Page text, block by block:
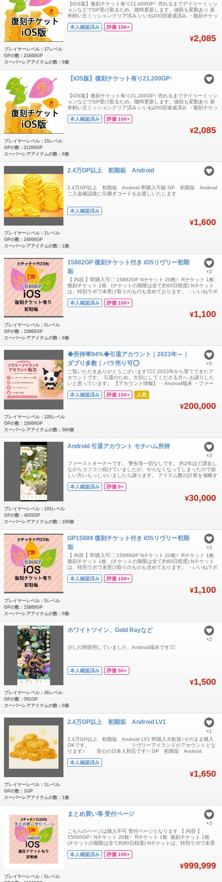
【iOS版】復刻チケット有り21,600GP↑ 売れるまでデイリーミッシ
ョンなどでGP受け取るため、随時更新します。値段も変動あり 新
米飼い主ミッションクリア済み いいね200回達成済み ・復刻チケッ
ムLv17↑ ※ラボワーク「特別」内の未受け取りチケットと、プレゼ
本人確認済み 評価 100+
¥2,085
プレイヤーレベル：17レベル
GPの数：21600GP
スーパーレアアイテムの数：0個
【iOS版】復刻チケット有り21,200GP↑
【iOS版】復刻チケット有り21,200GP↑ 売れるまでデイリーミッシ
ョンなどでGP受け取るため、随時更新します。値段も変動あり 新
米飼い主ミッションクリア済み いいね200回達成済み ・復刻チケッ
ムLv15↑ ※ラボワーク「特別」内の未受け取りチケットと、プレゼ
本人確認済み 評価 100+
¥2,085
プレイヤーレベル：15レベル
GPの数：21200GP
スーパーレアアイテムの数：0個
2.4万GP以上 初期垢 Android
2.4万GP以上 初期垢 Android 即購入可能 GP 初期垢 Android
ご入金確認後に引継ぎコードをお渡しいたします
本人確認済み
¥1,600
プレイヤーレベル：1レベル
GPの数：24000GP
スーパーレアアイテムの数：1個
15882GP 復刻チケット付き iOSリヴリー初期
垢
【 内容 】即購入可〇 15882GP Nチケット 20枚↑ Rチケット 1枚
復刻チケット 1枚 (チケットの期限は全て約60日程度) Nチケット
は、特別ラボワ未受け取りのものも含めております。 ・いいねラボ
好きなものを復刻した後、メイン垢に送る事が可能です〇 ・その
本人確認済み 評価 100+
¥1,100
×2
プレイヤーレベル：5レベル
GPの数：15882GP
スーパーレアアイテムの数：0個
◆所持率94%◆引退アカウント｜2023年～｜
ダブり多数｜バラ売り可️⭕️
ご覧いただきありがとうございます🙋🏻‍♀️ 2023年から育ててきたア
カウントです。 引退のため、大切にしてくださる方へ お譲りした
いと思っています。 【アカウント情報】 ・Android端末 ・ファー
成 ・フレンド整理可能 ※ご希望があれば対応します
本人確認済み 評価 100+ 人気
¥200,000
×5
プレイヤーレベル：120レベル
GPの数：15000GP
スーパーレアアイテムの数：560個
Android 引退アカウント モチハム所持
ファーストオーナーです。 警告等一切なしです。 約2年ほど課金し
ながらコツコツ続けていましたが、やらなくなってしまったので欲
しい方いらっしゃいましたら譲ります。 アイテム数の計算を省略す
ださい。SR品は画像が全てです。 過去にじさんじコラボ、モチハ
本人確認済み 評価 5+
¥30,000
×3
プレイヤーレベル：103レベル
GPの数：4655GP
スーパーレアアイテムの数：100個
GP15889 復刻チケット付き iOSリヴリー初期
垢
【 内容 】即購入可〇 15889GP Nチケット 20枚↑ Rチケット 1枚
復刻チケット 1枚 (チケットの期限は全て約60日程度) Nチケット
は、特別ラボワ未受け取りのものも含めております。 ・いいねラボ
好きなものを復刻した後、メイン垢に送る事が可能です〇 ・その
本人確認済み 評価 100+
¥1,100
×3
プレイヤーレベル：5レベル
GPの数：15889GP
スーパーレアアイテムの数：0個
ホワイトツイン、Gold Rayなど
少しの間使用していました、Android端末です🙇‍♀
本人確認済み 評価 50+
¥1,500
×2
プレイヤーレベル：36レベル
GPの数：391GP
スーパーレアアイテムの数：0個
2.4万GP以上 初期垢 Android LV1
2.4万GP以上 初期垢 Android LV1 即購入大歓迎♪そのまま購入
OKです。 リヴリーアイランドのアカウントとな
ります♪ 安心の日本人対応です✨ GP 初期垢 Android
本人確認済み
¥1,650
×1
プレイヤーレベル：1レベル
GPの数：1GP
スーパーレアアイテムの数：1個
まとめ買い等 受付ページ
こちらのページは購入不可 受付ページとなります 【 内容 】
15000GP↑ Nチケット 20枚↑ Rチケット 1枚 復刻チケット 1枚
(チケットの期限は全て約60日程度) Nチケットは、特別ラボワ未受
定(AndroidではGPが消滅) ・GPが多いので、好きなものを復刻し
本人確認済み 評価 100+
¥999,999
×3
プレイヤーレベル：5レベル